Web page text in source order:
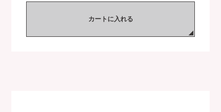
カートに入れる